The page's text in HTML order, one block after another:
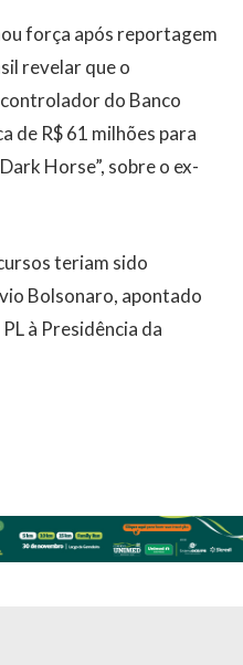
força após reportagem
revelar que o
do Banco
de R$ 61 milhões para
Horse”, sobre o ex-
teriam sido
Bolsonaro, apontado
à Presidência da